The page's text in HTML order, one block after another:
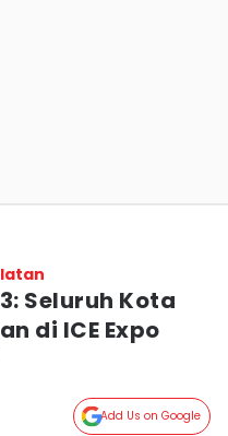
Seluruh Kota
di ICE Expo
Add Us on Google